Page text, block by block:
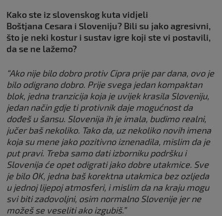
Kako ste iz slovenskog kuta vidjeli
Boštjana Cesara i Sloveniju? Bili su jako agresivni,
što je neki kostur i sustav igre koji ste vi postavili,
da se ne lažemo?
“Ako nije bilo dobro protiv Cipra prije par dana, ovo je
bilo odigrano dobro. Prije svega jedan kompaktan
blok, jedna tranzicija koja je uvijek krasila Sloveniju,
jedan način gdje ti protivnik daje mogućnost da
dođeš u šansu. Slovenija ih je imala, budimo realni,
jučer baš nekoliko. Tako da, uz nekoliko novih imena
koja su mene jako pozitivno iznenadila, mislim da je
put pravi. Treba samo dati izborniku podršku i
Slovenija će opet odigrati jako dobre utakmice. Sve
je bilo OK, jedna baš korektna utakmica bez ozljeda
u jednoj lijepoj atmosferi, i mislim da na kraju mogu
svi biti zadovoljni, osim normalno Slovenije jer ne
možeš se veseliti ako izgubiš.”